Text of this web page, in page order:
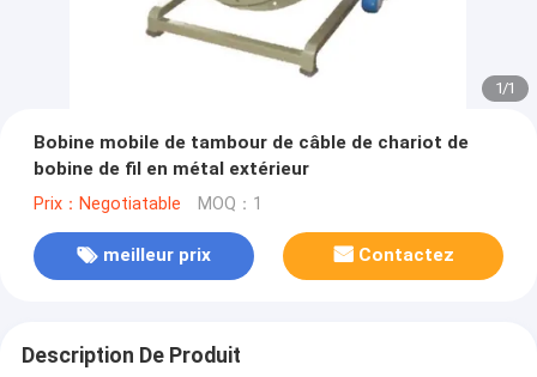
1/1
Bobine mobile de tambour de câble de chariot de
bobine de fil en métal extérieur
Prix：Negotiatable MOQ：1
meilleur prix Contactez
Description De Produit